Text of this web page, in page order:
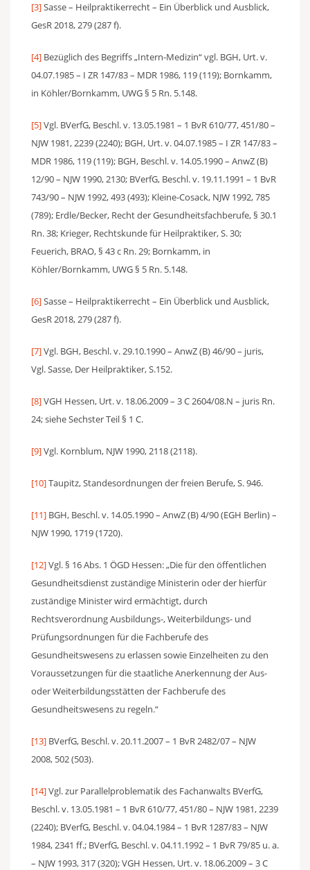
[3]Sasse – Heilpraktikerrecht – Ein Überblick und Ausblick,
GesR 2018, 279 (287 f).
[4] Bezüglich des Begriffs „Intern-Medizin“ vgl. BGH, Urt. v.
04.07.1985 – I ZR 147/83 – MDR 1986, 119 (119); Bornkamm,
in Köhler/Bornkamm, UWG § 5 Rn. 5.148.
[5]Vgl. BVerfG, Beschl. v. 13.05.1981 – 1 BvR 610/77, 451/80 –
NJW 1981, 2239 (2240); BGH, Urt. v. 04.07.1985 – I ZR 147/83 –
MDR 1986, 119 (119); BGH, Beschl. v. 14.05.1990 – AnwZ (B)
12/90 – NJW 1990, 2130; BVerfG, Beschl. v. 19.11.1991 – 1 BvR
743/90 – NJW 1992, 493 (493); Kleine-Cosack, NJW 1992, 785
(789); Erdle/Becker, Recht der Gesundheitsfachberufe, § 30.1
Rn. 38; Krieger, Rechtskunde für Heilpraktiker, S. 30;
Feuerich, BRAO, § 43 c Rn. 29; Bornkamm, in
Köhler/Bornkamm, UWG § 5 Rn. 5.148.
[6]Sasse – Heilpraktikerrecht – Ein Überblick und Ausblick,
GesR 2018, 279 (287 f).
[7]Vgl. BGH, Beschl. v. 29.10.1990 – AnwZ (B) 46/90 – juris,
Vgl. Sasse, Der Heilpraktiker, S.152.
[8]VGH Hessen, Urt. v. 18.06.2009 – 3 C 2604/08.N – juris Rn.
24; siehe Sechster Teil § 1 C.
[9]Vgl. Kornblum, NJW 1990, 2118 (2118).
[10]Taupitz, Standesordnungen der freien Berufe, S. 946.
[11] BGH, Beschl. v. 14.05.1990 – AnwZ (B) 4/90 (EGH Berlin) –
NJW 1990, 1719 (1720).
[12]Vgl. § 16 Abs. 1 ÖGD Hessen: „Die für den öffentlichen
Gesundheitsdienst zuständige Ministerin oder der hierfür
zuständige Minister wird ermächtigt, durch
Rechtsverordnung Ausbildungs-, Weiterbildungs- und
Prüfungsordnungen für die Fachberufe des
Gesundheitswesens zu erlassen sowie Einzelheiten zu den
Voraussetzungen für die staatliche Anerkennung der Aus-
oder Weiterbildungsstätten der Fachberufe des
Gesundheitswesens zu regeln.“
[13] BVerfG, Beschl. v. 20.11.2007 – 1 BvR 2482/07 – NJW
2008, 502 (503).
[14]Vgl. zur Parallelproblematik des Fachanwalts BVerfG,
Beschl. v. 13.05.1981 – 1 BvR 610/77, 451/80 – NJW 1981, 2239
(2240); BVerfG, Beschl. v. 04.04.1984 – 1 BvR 1287/83 – NJW
1984, 2341 ff.; BVerfG, Beschl. v. 04.11.1992 – 1 BvR 79/85 u. a.
– NJW 1993, 317 (320); VGH Hessen, Urt. v. 18.06.2009 – 3 C